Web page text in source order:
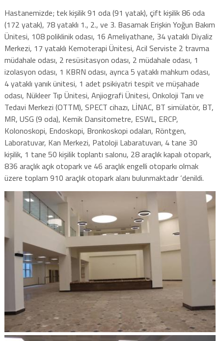
Hastanemizde; tek kişilik 91 oda (91 yatak), çift kişilik 86 oda
(172 yatak), 78 yataklı 1., 2., ve 3. Basamak Erişkin Yoğun Bakım
Ünitesi, 108 poliklinik odası, 16 Ameliyathane, 34 yataklı Diyaliz
Merkezi, 17 yataklı Kemoterapi Ünitesi, Acil Serviste 2 travma
müdahale odası, 2 resüsitasyon odası, 2 müdahale odası, 1
izolasyon odası, 1 KBRN odası, ayrıca 5 yataklı mahkum odası,
4 yataklı yanık ünitesi, 1 adet psikiyatri tespit ve müşahade
odası, Nükleer Tıp Ünitesi, Anjiografi Ünitesi, Onkoloji Tanı ve
Tedavi Merkezi (OTTM), SPECT cihazı, LİNAC, BT simülatör, BT,
MR, USG (9 oda), Kemik Dansitometre, ESWL, ERCP,
Kolonoskopi, Endoskopi, Bronkoskopi odaları, Röntgen,
Laboratuvar, Kan Merkezi, Patoloji Labaratuvarı, 4 tane 30
kişilik, 1 tane 50 kişilik toplantı salonu, 28 araçlık kapalı otopark,
836 araçlık açık otopark ve 46 araçlık engelli otoparkı olmak
üzere toplam 910 araçlık otopark alanı bulunmaktadır ‘denildi.